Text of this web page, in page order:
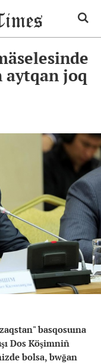
aytqan joq
basqosuına
Dos Köşimniñ
bolsa, bwğan